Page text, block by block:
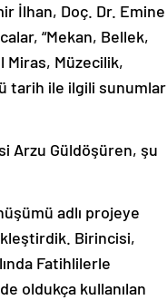
İlhan, Doç. Dr. Emine
“Mekan, Bellek,
Miras, Müzecilik,
tarih ile ilgili sunumlar
Arzu Güldöşüren, şu
adlı projeye
Birincisi,
Fatihlilerle
oldukça kullanılan